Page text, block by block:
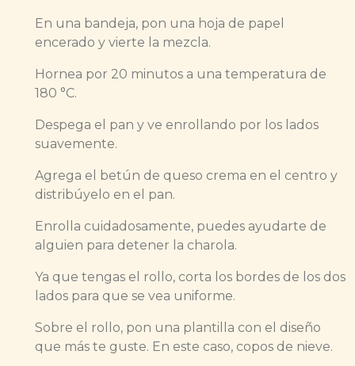
En una bandeja, pon una hoja de papel
encerado y vierte la mezcla.
Hornea por 20 minutos a una temperatura de
180 °C.
Despega el pan y ve enrollando por los lados
suavemente.
Agrega el betún de queso crema en el centro y
distribúyelo en el pan.
Enrolla cuidadosamente, puedes ayudarte de
alguien para detener la charola.
Ya que tengas el rollo, corta los bordes de los dos
lados para que se vea uniforme.
Sobre el rollo, pon una plantilla con el diseño
que más te guste. En este caso, copos de nieve.